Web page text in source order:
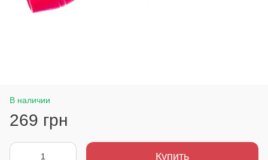
В наличии
269 грн
Купить